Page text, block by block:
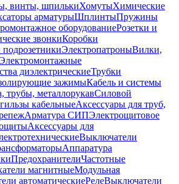
винты, шпилькиХомутыХимические
арматурыШплинтыПружины
оборудованиеРозетки и
звонкиКоробки
ЭлектропатроныВилки,
диэлектрическиеТрубки
зажимыКабель и системы
трубы, металлорукавСиловой
кабельныеАксессуары для труб,
Арматура СИПЭлектрощитовое
Аксессуары для
Выключатели
Аппаратура
ПредохранителиЧастотные
магнитныеМодульная
автоматическиеРелеВыключатели